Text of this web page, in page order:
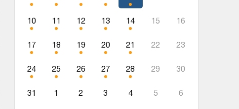
10 11 12 13 14 15 16
17 18 19 20 21 22 23
24 25 26 27 28 29 30
31 1 2 3 4 5 6